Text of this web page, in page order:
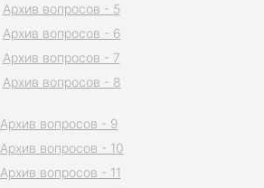
Архив вопросов - 5
Архив вопросов - 6
Архив вопросов - 7
Архив вопросов - 8
Архив вопросов - 9
Архив вопросов - 10
Архив вопросов - 11